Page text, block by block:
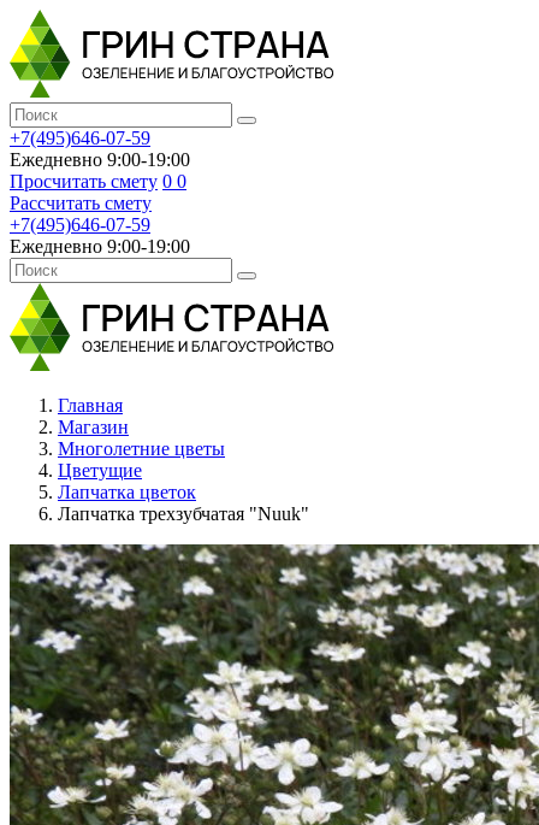
+7(495)646-07-59
Ежедневно 9:00-19:00
Просчитать смету 0 0
Рассчитать смету
+7(495)646-07-59
Ежедневно 9:00-19:00
Главная
Магазин
Многолетние цветы
Цветущие
Лапчатка цветок
Лапчатка трехзубчатая "Nuuk"